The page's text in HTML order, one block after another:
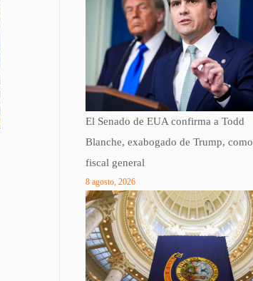
El Senado de EUA confirma a Todd
Blanche, exabogado de Trump, como
fiscal general
8 agosto, 2026